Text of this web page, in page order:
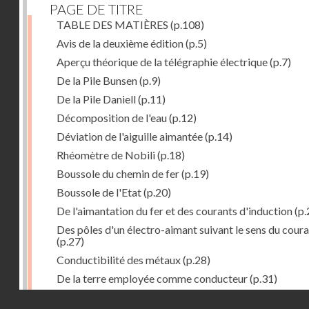
PAGE DE TITRE
TABLE DES MATIÈRES (p.108)
Avis de la deuxième édition(p.5)
Aperçu théorique de la télégraphie électrique(p.7)
De la Pile Bunsen(p.9)
De la Pile Daniell(p.11)
Décomposition de l'eau(p.12)
Déviation de l'aiguille aimantée(p.14)
Rhéomètre de Nobili(p.18)
Boussole du chemin de fer(p.19)
Boussole de l'Etat(p.20)
De l'aimantation du fer et des courants d'induction
Des pôles d'un électro-aimant suivant le sens du
(p.27)
Conductibilité des métaux(p.28)
De la terre employée comme conducteur(p.31)